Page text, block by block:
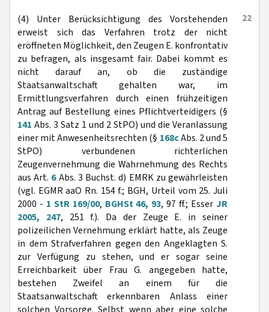
22
(4) Unter Berücksichtigung des Vorstehenden
erweist sich das Verfahren trotz der nicht
eröffneten Möglichkeit, den Zeugen E. konfrontativ
zu befragen, als insgesamt fair. Dabei kommt es
nicht darauf an, ob die zuständige
Staatsanwaltschaft gehalten war, im
Ermittlungsverfahren durch einen frühzeitigen
Antrag auf Bestellung eines Pflichtverteidigers (§
141 Abs. 3 Satz 1 und 2 StPO) und die Veranlassung
einer mit Anwesenheitsrechten (§ 168cAbs. 2 und 5
StPO) verbundenen richterlichen
Zeugenvernehmung die Wahrnehmung des Rechts
aus Art. 6Abs. 3 Buchst. d) EMRK zu gewährleisten
(vgl. EGMR aaO Rn. 154 f.; BGH, Urteil vom 25. Juli
2000 - 1 StR 169/00, BGHSt 46, 93, 97 ff.; Esser JR
2005, 247, 251 f.). Da der Zeuge E. in seiner
polizeilichen Vernehmung erklärt hatte, als Zeuge
in dem Strafverfahren gegen den Angeklagten S.
zur Verfügung zu stehen, und er sogar seine
Erreichbarkeit über Frau G. angegeben hatte,
bestehen Zweifel an einem für die
Staatsanwaltschaft erkennbaren Anlass einer